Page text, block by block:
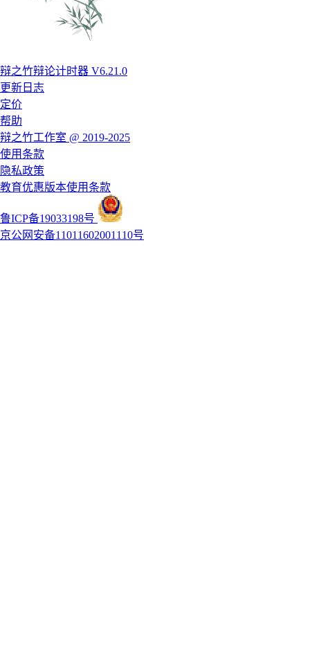
辩之竹辩论计时器 V6.21.0
更新日志
定价
帮助
辩之竹工作室 @ 2019-2025
使用条款
隐私政策
教育优惠版本使用条款
鲁ICP备19033198号
京公网安备11011602001110号